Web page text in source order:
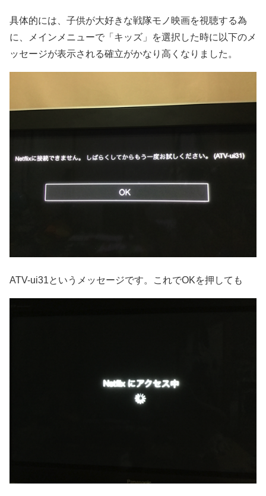
具体的には、子供が大好きな戦隊モノ映画を視聴する為
に、メインメニューで「キッズ」を選択した時に以下のメ
ッセージが表示される確立がかなり高くなりました。
ATV-ui31というメッセージです。これでOKを押しても